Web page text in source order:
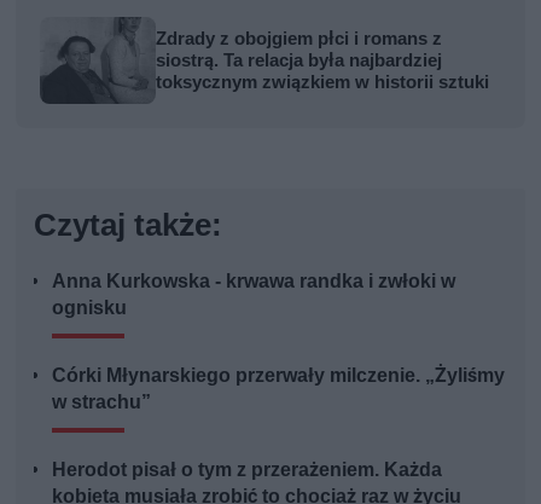
Zdrady z obojgiem płci i romans z
siostrą. Ta relacja była najbardziej
toksycznym związkiem w historii sztuki
Czytaj także:
Anna Kurkowska - krwawa randka i zwłoki w
ognisku
Córki Młynarskiego przerwały milczenie. „Żyliśmy
w strachu”
Herodot pisał o tym z przerażeniem. Każda
kobieta musiała zrobić to chociaż raz w życiu